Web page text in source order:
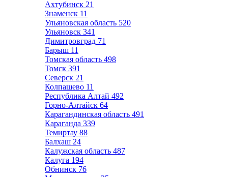
Ахтубинск 21
Знаменск 11
Ульяновская область 520
Ульяновск 341
Димитровград 71
Барыш 11
Томская область 498
Томск 391
Северск 21
Колпашево 11
Республика Алтай 492
Горно-Алтайск 64
Карагандинская область 491
Караганда 339
Темиртау 88
Балхаш 24
Калужская область 487
Калуга 194
Обнинск 76